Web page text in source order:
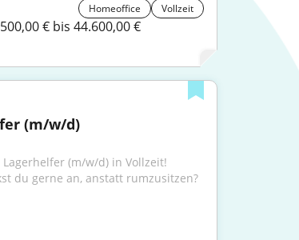
Homeoffice Vollzeit
€ bis 44.600,00 €
(m/w/d)
Lagerhelfer (m/w/d) in Vollzeit!
du gerne an, anstatt rumzusitzen?